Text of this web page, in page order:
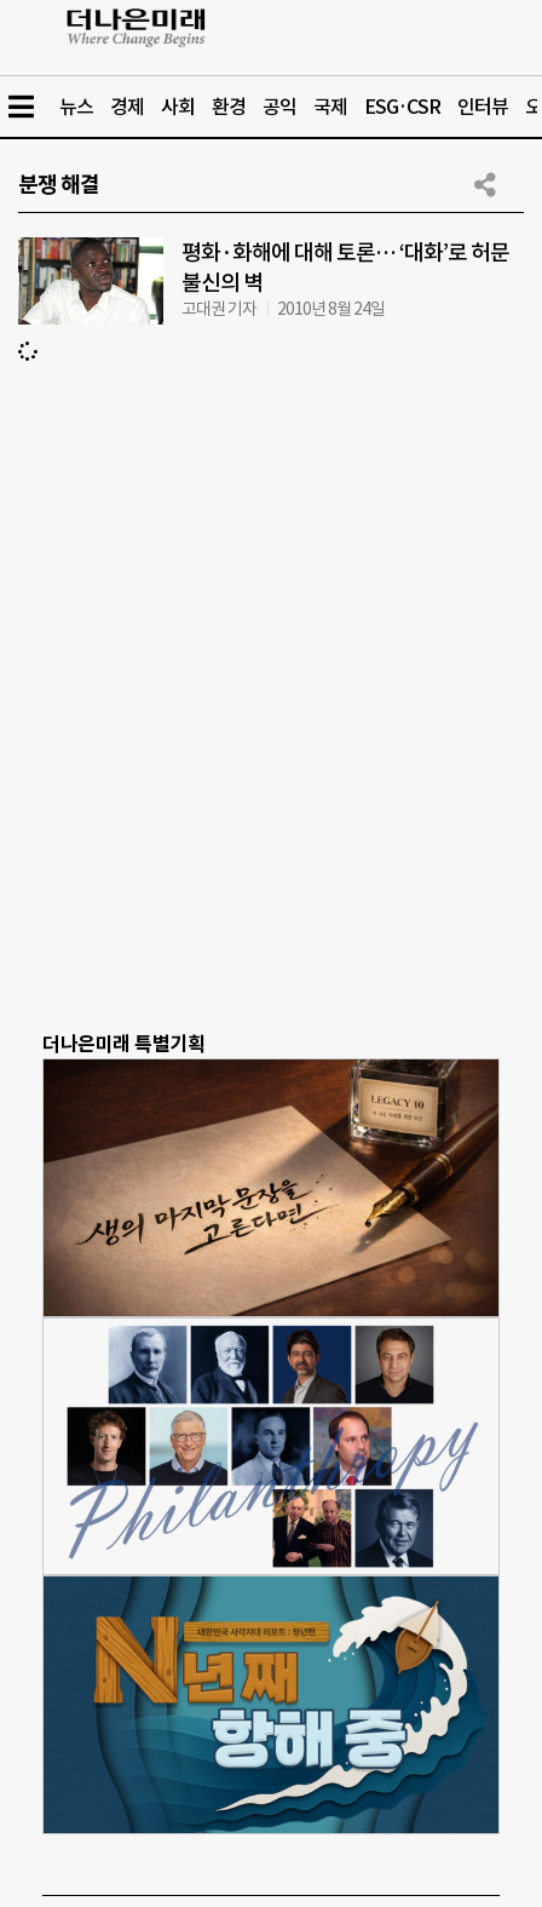
뉴스 경제 사회 환경 공익 국제 ESG·CSR 인터뷰
분쟁 해결
평화·화해에 대해 토론… ‘대화’로 허문
불신의 벽
고대권 기자 2010년 8월 24일
더나은미래 특별기획